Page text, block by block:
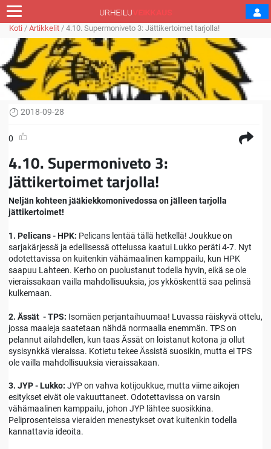
Koti / Artikkelit / 4.10. Supermoniveto 3: Jättikertoimet tarjolla!
2018-09-28
0
4.10. Supermoniveto 3:
Jättikertoimet tarjolla!
Neljän kohteen jääkiekkomonivedossa on jälleen tarjolla
jättikertoimet!
1. Pelicans - HPK: Pelicans lentää tällä hetkellä! Joukkue on
sarjakärjessä ja edellisessä ottelussa kaatui Lukko peräti 4-7. Nyt
odotettavissa on kuitenkin vähämaalinen kamppailu, kun HPK
saapuu Lahteen. Kerho on puolustanut todella hyvin, eikä se ole
vieraissakaan vailla mahdollisuuksia, jos ykköskenttä saa pelinsä
kulkemaan.
2. Ässät - TPS: Isomäen perjantaihuumaa! Luvassa räiskyvä ottelu,
jossa maaleja saatetaan nähdä normaalia enemmän. TPS on
pelannut ailahdellen, kun taas Ässät on loistanut kotona ja ollut
sysisynkkä vieraissa. Kotietu tekee Ässistä suosikin, mutta ei TPS
ole vailla mahdollisuuksia vieraissakaan.
3. JYP - Lukko: JYP on vahva kotijoukkue, mutta viime aikojen
esitykset eivät ole vakuuttaneet. Odotettavissa on varsin
vähämaalinen kamppailu, johon JYP lähtee suosikkina.
Peliprosenteissa vieraiden menestykset ovat kuitenkin todella
kannattavia ideoita.